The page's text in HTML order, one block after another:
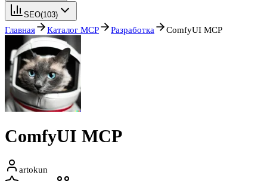
SEO(103)
Главная Каталог MCP Разработка ComfyUI MCP
ComfyUI MCP
artokun